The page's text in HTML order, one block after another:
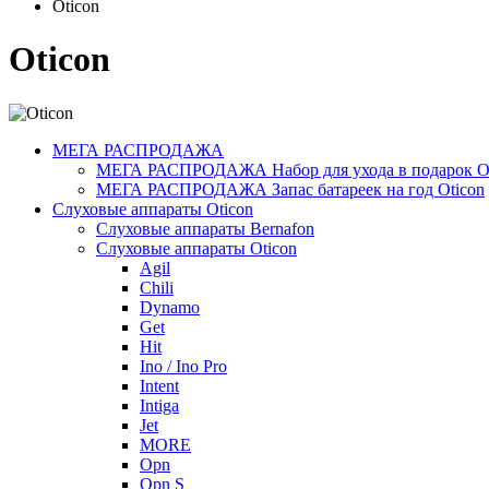
Oticon
Oticon
МЕГА РАСПРОДАЖА
МЕГА РАСПРОДАЖА Набор для ухода в подарок
МЕГА РАСПРОДАЖА Запас батареек на год Oticon
Слуховые аппараты Oticon
Слуховые аппараты Bernafon
Слуховые аппараты Oticon
Agil
Chili
Dynamo
Get
Hit
Ino / Ino Pro
Intent
Intiga
Jet
MORE
Opn
Opn S